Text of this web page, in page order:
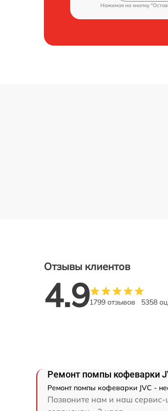
Нажимая на кнопку
Отзывы клиентов
4.91799 отзывов 5358
Ремонт помпы кофеварки
Ремонт помпы кофеварки JVC -
Позвоните нам и наш сервис-